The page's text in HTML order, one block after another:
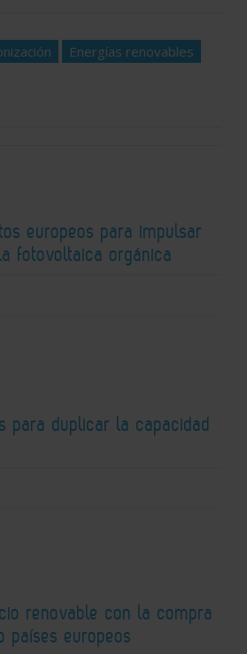
Energías renovables
europeos para impulsar
fotovoltaica orgánica
para duplicar la capacidad
renovable con la compra
europeos